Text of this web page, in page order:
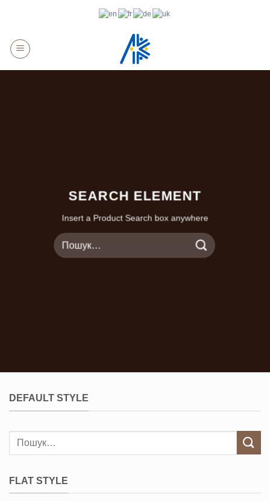
content
SEARCH ELEMENT
Insert a Product Search box anywhere
Шукати:
DEFAULT STYLE
Шукати:
FLAT STYLE